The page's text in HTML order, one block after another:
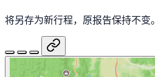
将另存为新行程，原报告保持不变。